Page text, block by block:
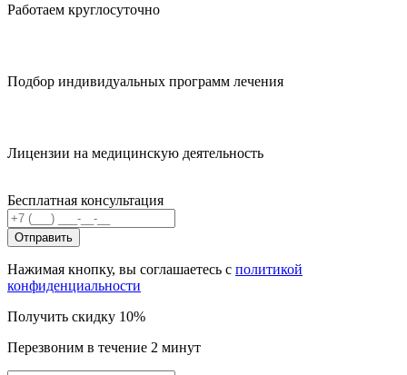
Работаем круглосуточно
Подбор индивидуальных программ лечения
Лицензии на медицинскую деятельность
Бесплатная консультация
Отправить
Нажимая кнопку, вы соглашаетесь с политикой
конфиденциальности
Получить скидку 10%
Перезвоним в течение 2 минут